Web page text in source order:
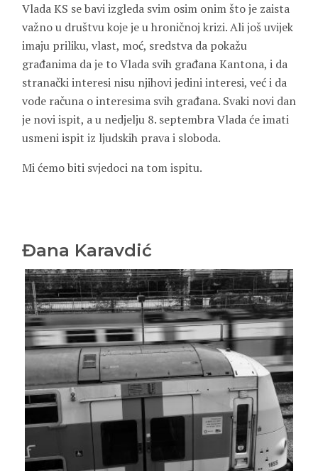
Vlada KS se bavi izgleda svim osim onim što je zaista
važno u društvu koje je u hroničnoj krizi. Ali još uvijek
imaju priliku, vlast, moć, sredstva da pokažu
građanima da je to Vlada svih građana Kantona, i da
stranački interesi nisu njihovi jedini interesi, već i da
vode računa o interesima svih građana. Svaki novi dan
je novi ispit, a u nedjelju 8. septembra Vlada će imati
usmeni ispit iz ljudskih prava i sloboda.
Mi ćemo biti svjedoci na tom ispitu.
Đana Karavdić